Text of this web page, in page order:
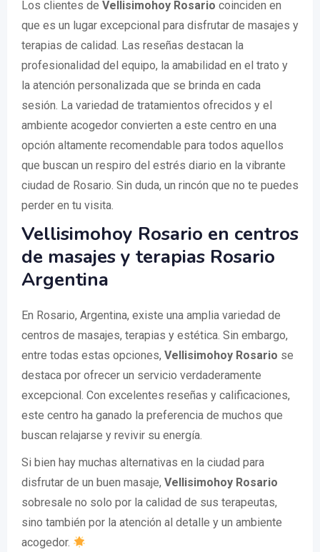
Los clientes de Vellisimohoy Rosario coinciden en
que es un lugar excepcional para disfrutar de masajes y
terapias de calidad. Las reseñas destacan la
profesionalidad del equipo, la amabilidad en el trato y
la atención personalizada que se brinda en cada
sesión. La variedad de tratamientos ofrecidos y el
ambiente acogedor convierten a este centro en una
opción altamente recomendable para todos aquellos
que buscan un respiro del estrés diario en la vibrante
ciudad de Rosario. Sin duda, un rincón que no te puedes
perder en tu visita.
Vellisimohoy Rosario en centros
de masajes y terapias Rosario
Argentina
En Rosario, Argentina, existe una amplia variedad de
centros de masajes, terapias y estética. Sin embargo,
entre todas estas opciones, Vellisimohoy Rosario se
destaca por ofrecer un servicio verdaderamente
excepcional. Con excelentes reseñas y calificaciones,
este centro ha ganado la preferencia de muchos que
buscan relajarse y revivir su energía.
Si bien hay muchas alternativas en la ciudad para
disfrutar de un buen masaje, Vellisimohoy Rosario
sobresale no solo por la calidad de sus terapeutas,
sino también por la atención al detalle y un ambiente
acogedor.